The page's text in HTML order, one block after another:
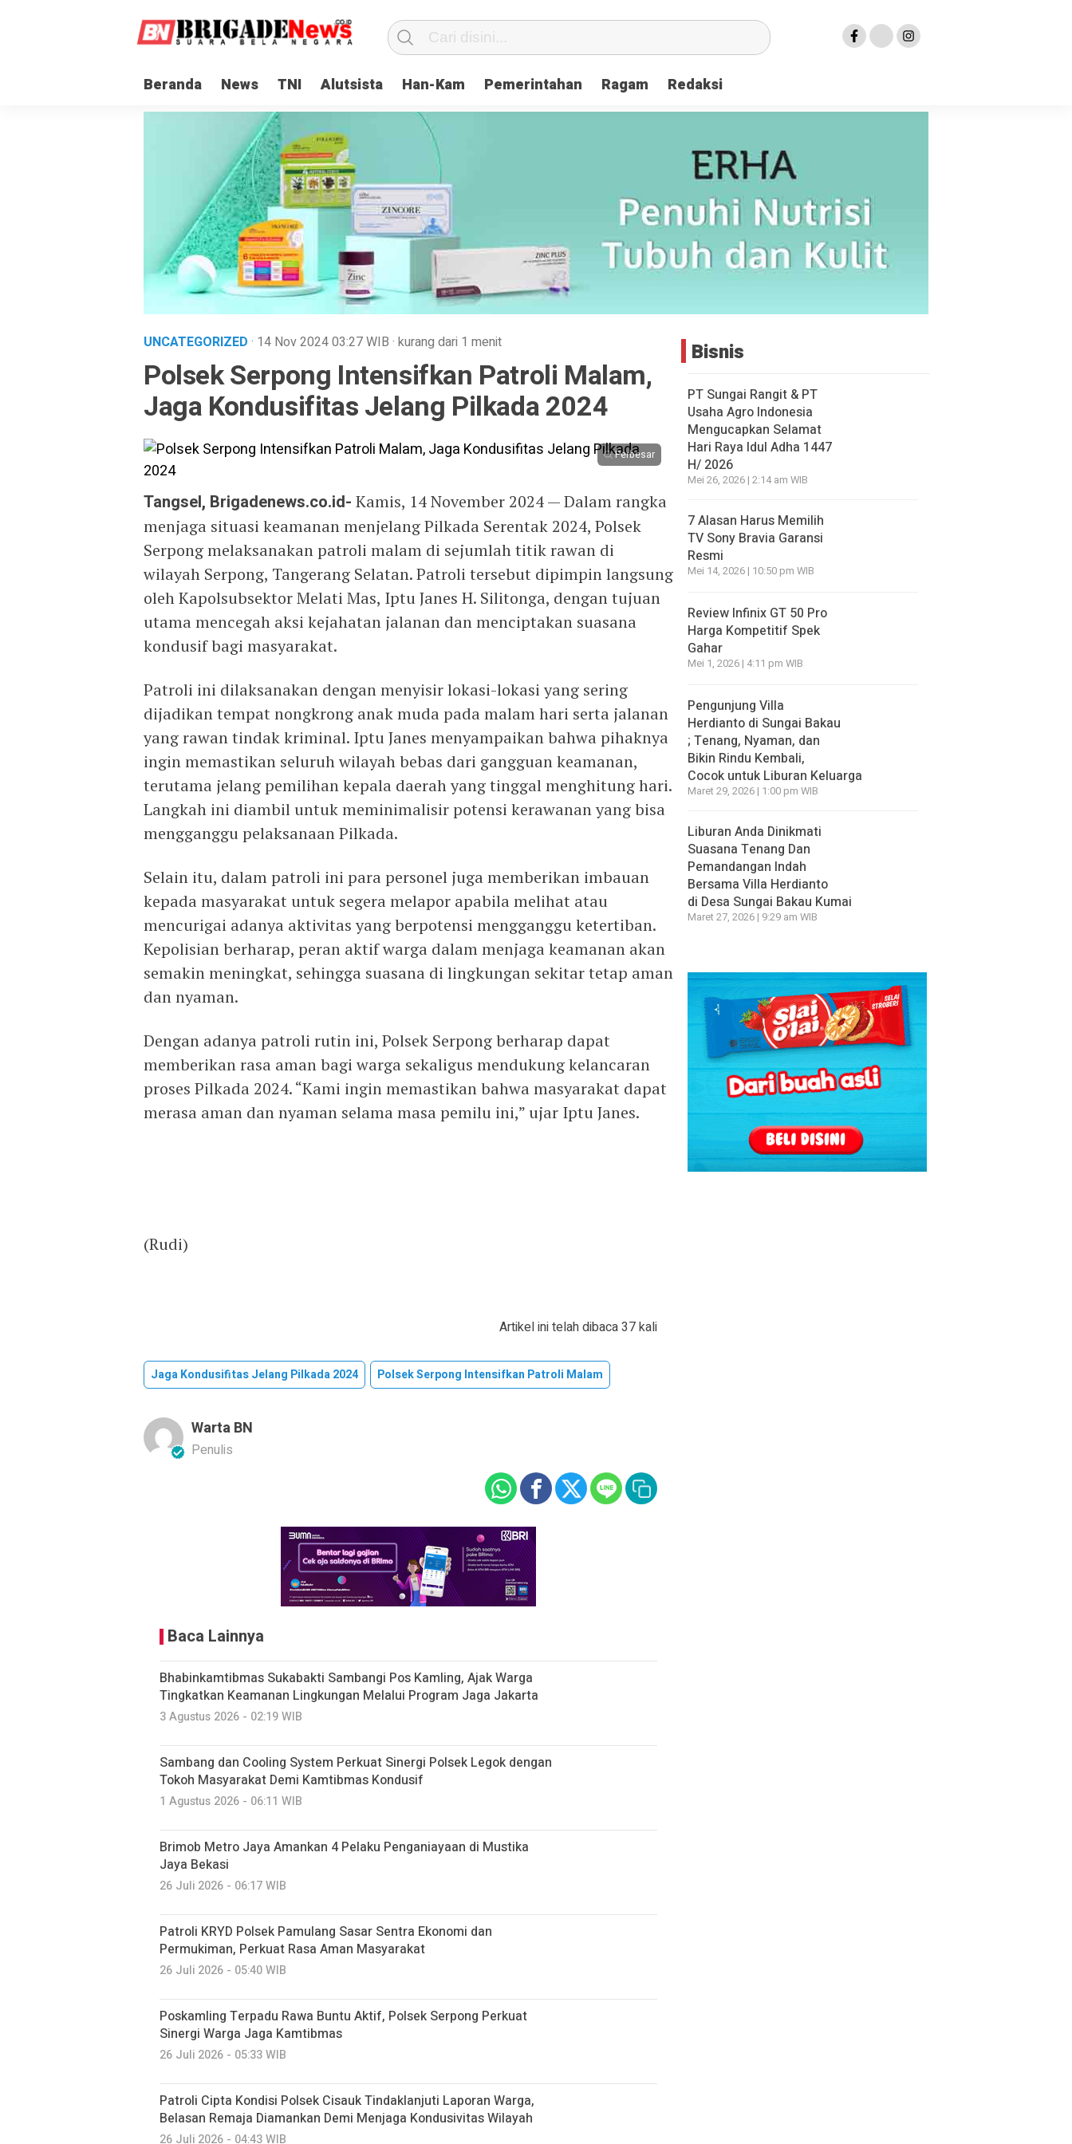
Beranda News TNI Alutsista Han-Kam Pemerintahan Ragam Redaksi
UNCATEGORIZED · 14 Nov 202403:27WIB · kurang dari 1 menit
Polsek Serpong Intensifkan Patroli Malam,
Jaga Kondusifitas Jelang Pilkada 2024
Perbesar
Tangsel, Brigadenews.co.id- Kamis, 14 November 2024 — Dalam rangka
menjaga situasi keamanan menjelang Pilkada Serentak 2024, Polsek
Serpong melaksanakan patroli malam di sejumlah titik rawan di
wilayah Serpong, Tangerang Selatan. Patroli tersebut dipimpin langsung
oleh Kapolsubsektor Melati Mas, Iptu Janes H. Silitonga, dengan tujuan
utama mencegah aksi kejahatan jalanan dan menciptakan suasana
kondusif bagi masyarakat.
Patroli ini dilaksanakan dengan menyisir lokasi-lokasi yang sering
dijadikan tempat nongkrong anak muda pada malam hari serta jalanan
yang rawan tindak kriminal. Iptu Janes menyampaikan bahwa pihaknya
ingin memastikan seluruh wilayah bebas dari gangguan keamanan,
terutama jelang pemilihan kepala daerah yang tinggal menghitung hari.
Langkah ini diambil untuk meminimalisir potensi kerawanan yang bisa
mengganggu pelaksanaan Pilkada.
Selain itu, dalam patroli ini para personel juga memberikan imbauan
kepada masyarakat untuk segera melapor apabila melihat atau
mencurigai adanya aktivitas yang berpotensi mengganggu ketertiban.
Kepolisian berharap, peran aktif warga dalam menjaga keamanan akan
semakin meningkat, sehingga suasana di lingkungan sekitar tetap aman
dan nyaman.
Dengan adanya patroli rutin ini, Polsek Serpong berharap dapat
memberikan rasa aman bagi warga sekaligus mendukung kelancaran
proses Pilkada 2024. “Kami ingin memastikan bahwa masyarakat dapat
merasa aman dan nyaman selama masa pemilu ini,” ujar Iptu Janes.
(Rudi)
Artikel ini telah dibaca 37 kali
Jaga Kondusifitas Jelang Pilkada 2024 Polsek Serpong Intensifkan Patroli Malam
Warta BN
Penulis
Baca Lainnya
Bhabinkamtibmas Sukabakti Sambangi Pos Kamling, Ajak Warga
Tingkatkan Keamanan Lingkungan Melalui Program Jaga Jakarta
3 Agustus 2026 - 02:19 WIB
Sambang dan Cooling System Perkuat Sinergi Polsek Legok dengan
Tokoh Masyarakat Demi Kamtibmas Kondusif
1 Agustus 2026 - 06:11 WIB
Brimob Metro Jaya Amankan 4 Pelaku Penganiayaan di Mustika
Jaya Bekasi
26 Juli 2026 - 06:17 WIB
Patroli KRYD Polsek Pamulang Sasar Sentra Ekonomi dan
Permukiman, Perkuat Rasa Aman Masyarakat
26 Juli 2026 - 05:40 WIB
Poskamling Terpadu Rawa Buntu Aktif, Polsek Serpong Perkuat
Sinergi Warga Jaga Kamtibmas
26 Juli 2026 - 05:33 WIB
Patroli Cipta Kondisi Polsek Cisauk Tindaklanjuti Laporan Warga,
Belasan Remaja Diamankan Demi Menjaga Kondusivitas Wilayah
26 Juli 2026 - 04:43 WIB
Bisnis
PT Sungai Rangit & PT
Usaha Agro Indonesia
Mengucapkan Selamat
Hari Raya Idul Adha 1447
H/ 2026
Mei 26, 2026 | 2:14 am WIB
7 Alasan Harus Memilih
TV Sony Bravia Garansi
Resmi
Mei 14, 2026 | 10:50 pm WIB
Review Infinix GT 50 Pro
Harga Kompetitif Spek
Gahar
Mei 1, 2026 | 4:11 pm WIB
Pengunjung Villa
Herdianto di Sungai Bakau
; Tenang, Nyaman, dan
Bikin Rindu Kembali,
Cocok untuk Liburan Keluarga
Maret 29, 2026 | 1:00 pm WIB
Liburan Anda Dinikmati
Suasana Tenang Dan
Pemandangan Indah
Bersama Villa Herdianto
di Desa Sungai Bakau Kumai
Maret 27, 2026 | 9:29 am WIB